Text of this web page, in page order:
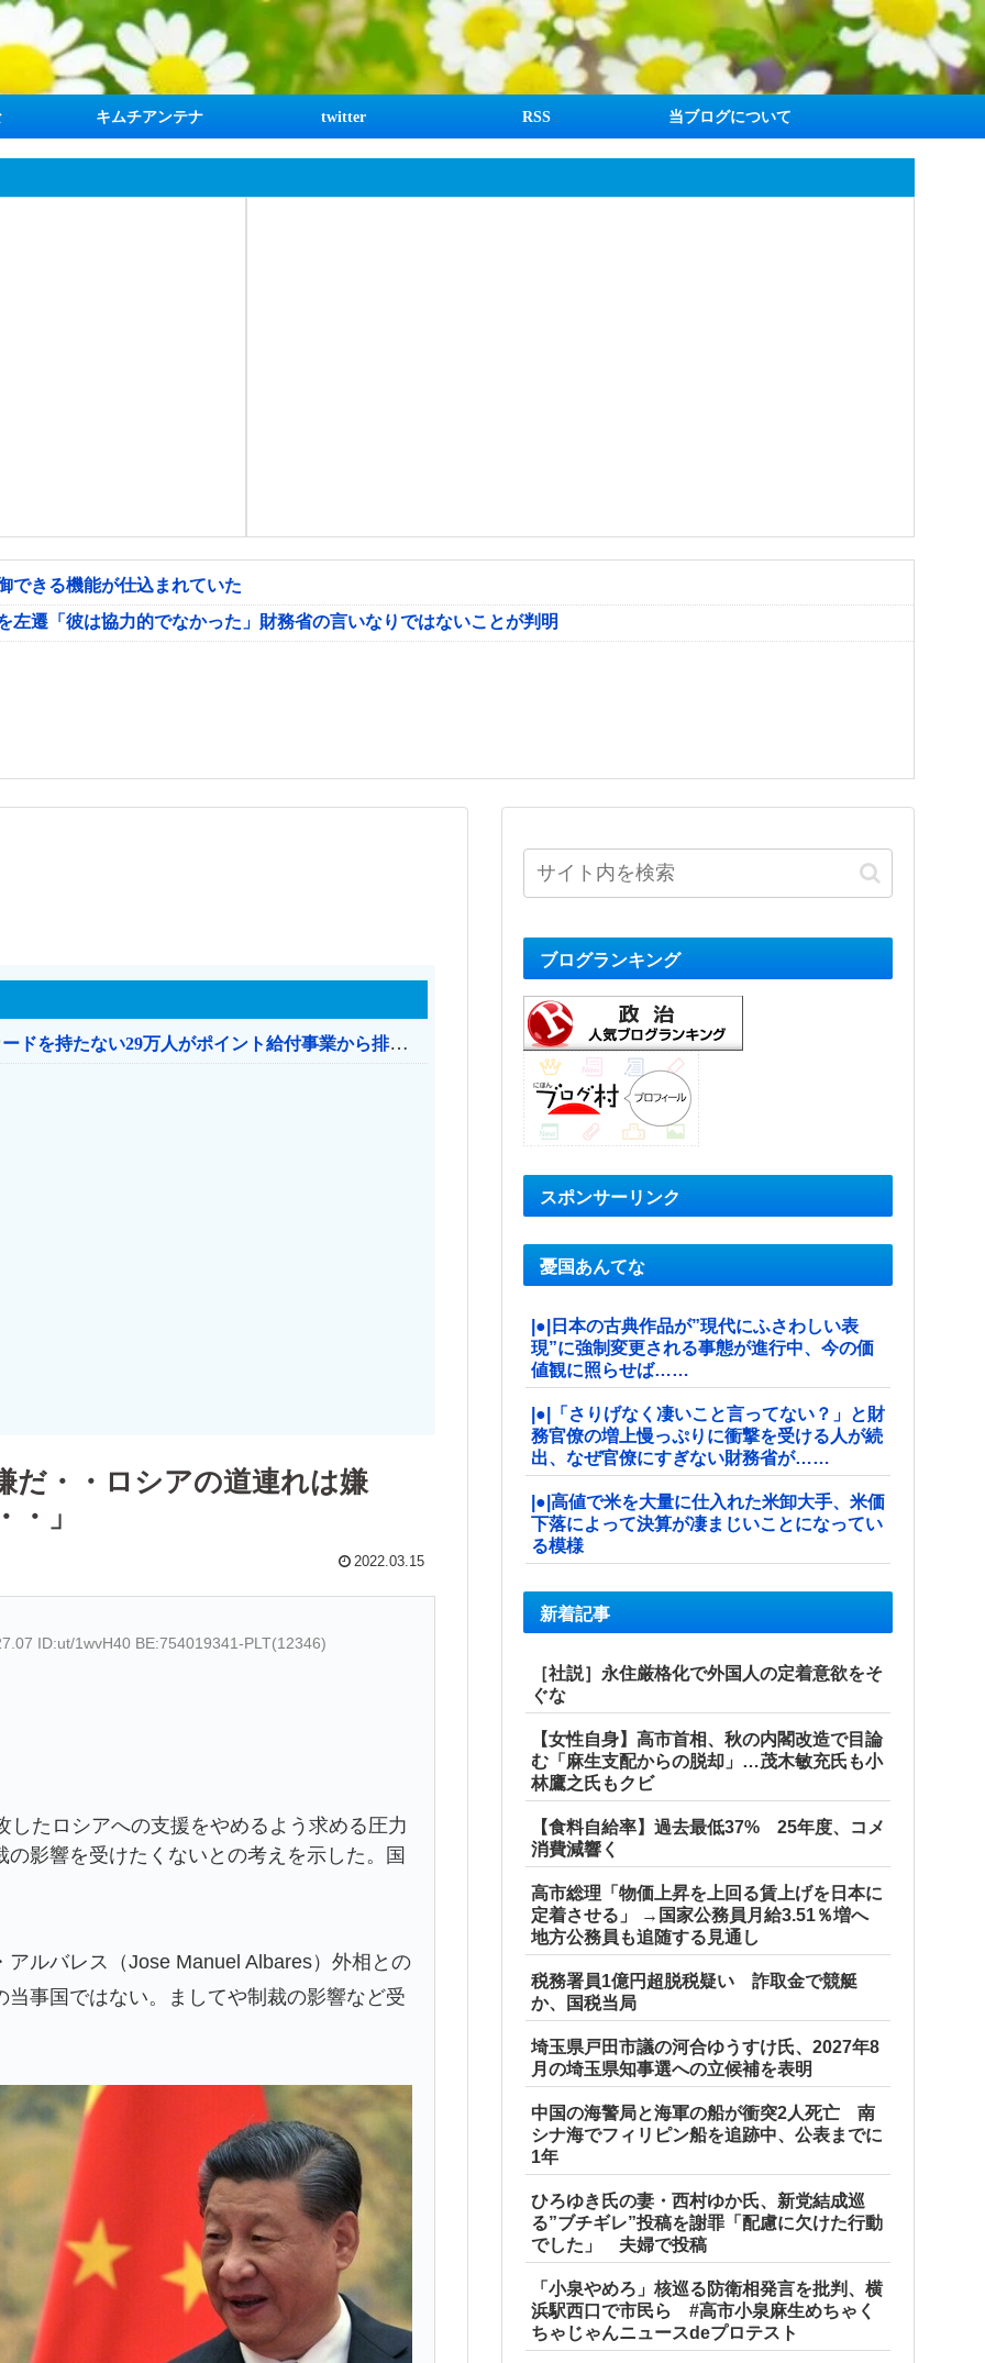
キムチアンテナ twitter RSS 当ブログについて
できる機能が仕込まれていた
遷「彼は協力的でなかった」財務省の言いなりではないことが判明
共産党「これは酷い…京都市でマイナンバーカードを持たない29万人がポイント給付事業から排除された」
だ・・ロシアの道連れは嫌
」
2022.03.15
ID:ut/1wvH40 BE:754019341-PLT(12346)
たロシアへの支援をやめるよう求める圧力
影響を受けたくないとの考えを示した。国
ルバレス（Jose Manuel Albares）外相との
事国ではない。ましてや制裁の影響など受
ブログランキング
スポンサーリンク
憂国あんてな
|●|日本の古典作品が”現代にふさわしい表
現”に強制変更される事態が進行中、今の価
値観に照らせば……
|●|「さりげなく凄いこと言ってない？」と財
務官僚の増上慢っぷりに衝撃を受ける人が続
出、なぜ官僚にすぎない財務省が……
|●|高値で米を大量に仕入れた米卸大手、米価
下落によって決算が凄まじいことになってい
る模様
新着記事
［社説］永住厳格化で外国人の定着意欲をそ
ぐな
【女性自身】高市首相、秋の内閣改造で目論
む「麻生支配からの脱却」…茂木敏充氏も小
林鷹之氏もクビ
【食料自給率】過去最低37% 25年度、コメ
消費減響く
高市総理「物価上昇を上回る賃上げを日本に
定着させる」 →国家公務員月給3.51％増へ
地方公務員も追随する見通し
税務署員1億円超脱税疑い 詐取金で競艇
か、国税当局
埼玉県戸田市議の河合ゆうすけ氏、2027年8
月の埼玉県知事選への立候補を表明
中国の海警局と海軍の船が衝突2人死亡 南
シナ海でフィリピン船を追跡中、公表までに
1年
ひろゆき氏の妻・西村ゆか氏、新党結成巡
る”ブチギレ”投稿を謝罪「配慮に欠けた行動
でした」 夫婦で投稿
「小泉やめろ」核巡る防衛相発言を批判、横
浜駅西口で市民ら #高市小泉麻生めちゃく
ちゃじゃんニュースdeプロテスト